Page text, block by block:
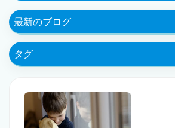
最新のブログ
タグ